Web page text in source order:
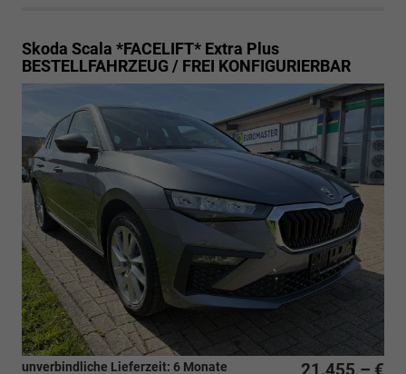
Skoda Scala *FACELIFT* Extra Plus
BESTELLFAHRZEUG / FREI KONFIGURIERBAR
unverbindliche Lieferzeit: 6 Monate